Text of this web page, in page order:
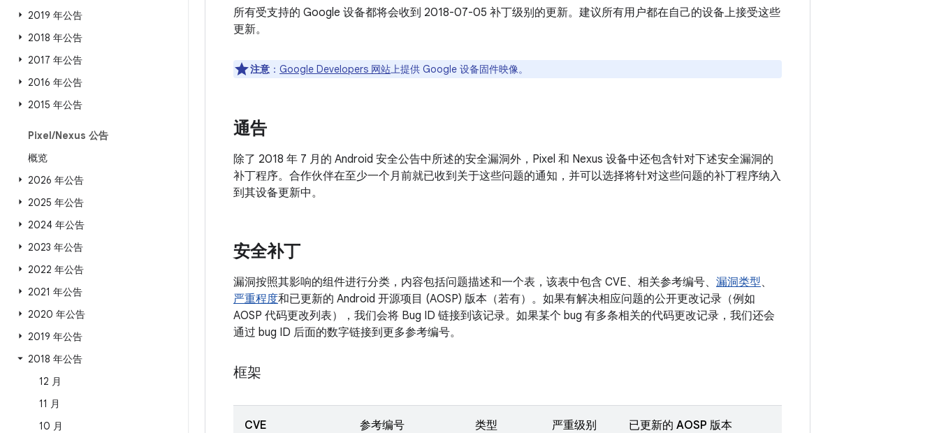
2019 年公告
2018 年公告
2017 年公告
2016 年公告
2015 年公告
Pixel/Nexus 公告
概览
2026 年公告
2025 年公告
2024 年公告
2023 年公告
2022 年公告
2021 年公告
2020 年公告
2019 年公告
2018 年公告
12 月
11 月
10 月
所有受支持的 Google 设备都将会收到 2018-07-05 补丁级别的更新。建议所有用户都在自己的设备上接受这些
更新。
注意 ： Google Developers 网站上提供 Google 设备固件映像。
通告
除了 2018 年 7 月的 Android 安全公告中所述的安全漏洞外，Pixel 和 Nexus 设备中还包含针对下述安全漏洞的
补丁程序。合作伙伴在至少一个月前就已收到关于这些问题的通知，并可以选择将针对这些问题的补丁程序纳入
到其设备更新中。
安全补丁
漏洞按照其影响的组件进行分类，内容包括问题描述和一个表，该表中包含 CVE、相关参考编号、 漏洞类型、
严重程度和已更新的 Android 开源项目 (AOSP) 版本（若有）。如果有解决相应问题的公开更改记录（例如
AOSP 代码更改列表），我们会将 Bug ID 链接到该记录。如果某个 bug 有多条相关的代码更改记录，我们还会
通过 bug ID 后面的数字链接到更多参考编号。
框架
CVE 参考编号 类型 严重级别 已更新的 AOSP 版本